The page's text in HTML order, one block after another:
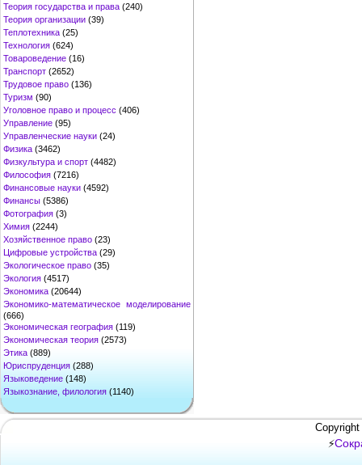
Теория государства и права (240)
Теория организации (39)
Теплотехника (25)
Технология (624)
Товароведение (16)
Транспорт (2652)
Трудовое право (136)
Туризм (90)
Уголовное право и процесс (406)
Управление (95)
Управленческие науки (24)
Физика (3462)
Физкультура и спорт (4482)
Философия (7216)
Финансовые науки (4592)
Финансы (5386)
Фотография (3)
Химия (2244)
Хозяйственное право (23)
Цифровые устройства (29)
Экологическое право (35)
Экология (4517)
Экономика (20644)
Экономико-математическое моделирование
(666)
Экономическая география (119)
Экономическая теория (2573)
Этика (889)
Юриспруденция (288)
Языковедение (148)
Языкознание, филология (1140)
⚡